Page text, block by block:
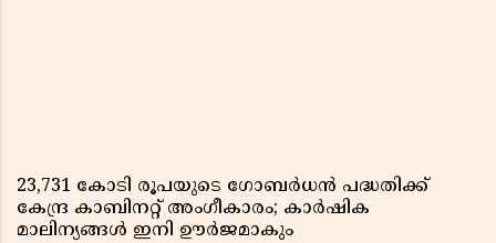
23,731 കോടി രൂപയുടെ ഗോബർധൻ പദ്ധതിക്ക്
കേന്ദ്ര കാബിനറ്റ് അംഗീകാരം; കാർഷിക
മാലിന്യങ്ങൾ ഇനി ഊർജമാകും